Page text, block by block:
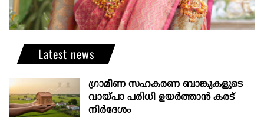
Latest news
ഗ്രാമീണ സഹകരണ ബാങ്കുകളുടെ
വായ്പാ പരിധി ഉയർത്താൻ കരട്
നിർദേശം